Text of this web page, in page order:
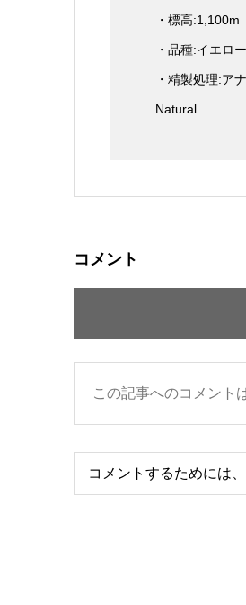
・標高:1,100m
・品種:イエロ
・精製処理:ア
Natural
コメント
この記事へのコメント
コメントするためには、